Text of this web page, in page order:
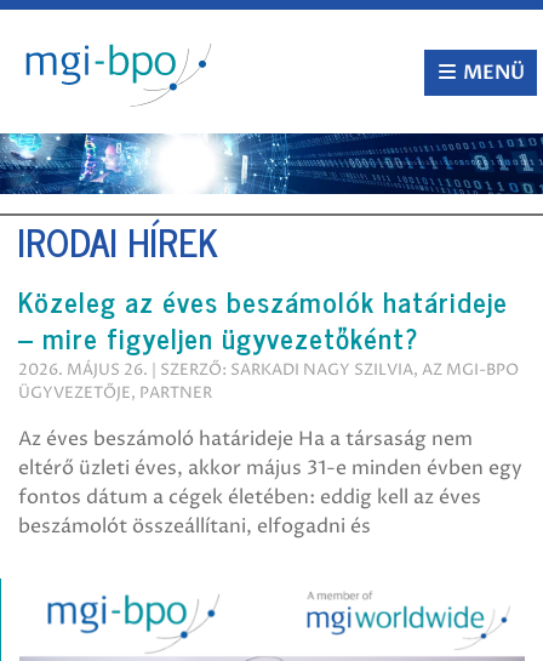
Tovább
tartalomra
MENÜ
IRODAI HÍREK
Közeleg az éves beszámolók határideje
– mire figyeljen ügyvezetőként?
2026. MÁJUS 26. | SZERZŐ: SARKADI NAGY SZILVIA, AZ MGI-BPO
ÜGYVEZETŐJE, PARTNER
Az éves beszámoló határideje Ha a társaság nem
eltérő üzleti éves, akkor május 31-e minden évben egy
fontos dátum a cégek életében: eddig kell az éves
beszámolót összeállítani, elfogadni és